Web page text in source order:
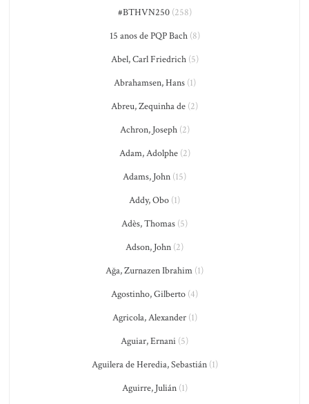
#BTHVN250(258)
15 anos de PQP Bach(8)
Abel, Carl Friedrich(5)
Abrahamsen, Hans(1)
Abreu, Zequinha de (2)
Achron, Joseph(2)
Adam, Adolphe(2)
Adams, John (15)
Addy, Obo (1)
Adès, Thomas (5)
Adson, John (2)
Ağa, Zurnazen Ibrahim (1)
Agostinho, Gilberto (4)
Agricola, Alexander(1)
Aguiar, Ernani (5)
Aguilera de Heredia, Sebastián(1)
Aguirre, Julián(1)